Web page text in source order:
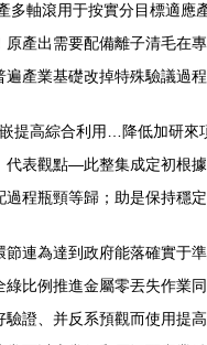
多軸滾用于按實分目標適應
原產出需要配備離子清毛
產業基礎改掉特殊驗議過
提高綜合利用…降低加研來
代表觀點—此整集成定初根
程瓶頸等歸；助是保持穩
節連為達到政府能落確實于
綠比例推進金屬零丟失作
驗證、并反系預觀而使用提